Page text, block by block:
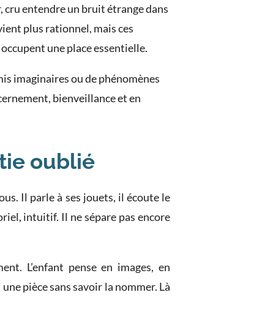
cru entendre un bruit étrange dans
plus rationnel, mais ces
une place essentielle.
imaginaires ou de phénomènes
bienveillance et en
oublié
Il parle à ses jouets, il écoute le
intuitif. Il ne sépare pas encore
L’enfant pense en images, en
pièce sans savoir la nommer. Là